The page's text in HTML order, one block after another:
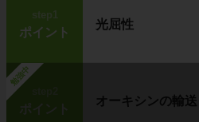
step1
ポイント
光屈性
勉強中
ポイント
オーキシンの輸